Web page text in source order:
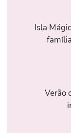
Isla
Verão